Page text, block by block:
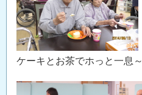
ケーキとお茶でホっと一息～